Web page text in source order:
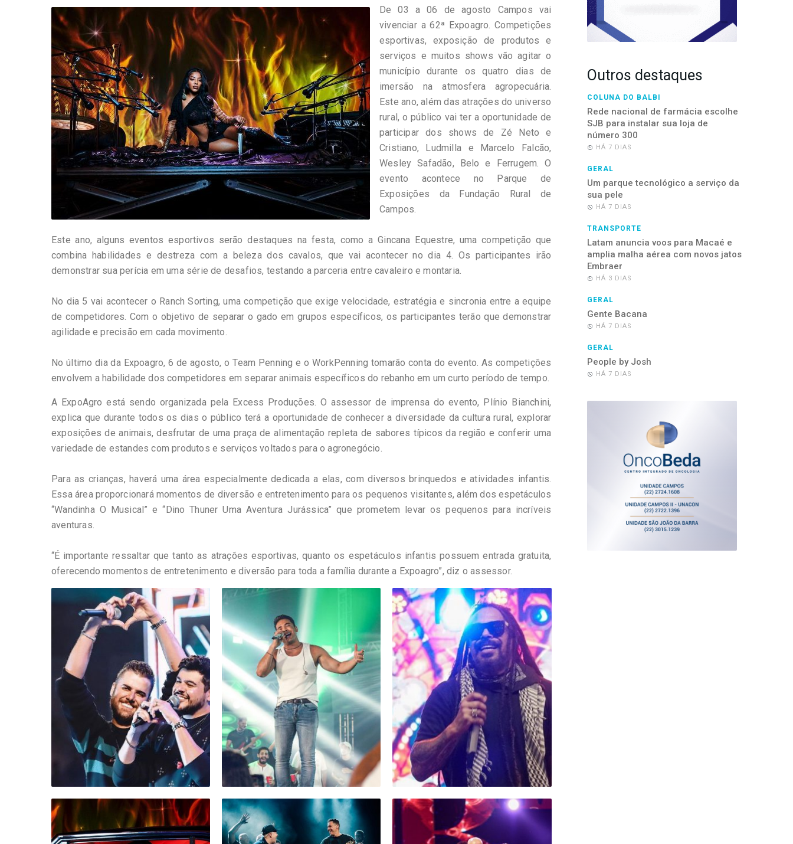
De 03 a 06 de agosto Campos vai
vivenciar a 62ª Expoagro. Competições
esportivas, exposição de produtos e
serviços e muitos shows vão agitar o
município durante os quatro dias de
imersão na atmosfera agropecuária.
Este ano, além das atrações do universo
rural, o público vai ter a oportunidade de
participar dos shows de Zé Neto e
Cristiano, Ludmilla e Marcelo Falcão,
Wesley Safadão, Belo e Ferrugem. O
evento acontece no Parque de
Exposições da Fundação Rural de
Campos.
Este ano, alguns eventos esportivos serão destaques na festa, como a Gincana Equestre, uma competição que
combina habilidades e destreza com a beleza dos cavalos, que vai acontecer no dia 4. Os participantes irão
demonstrar sua perícia em uma série de desafios, testando a parceria entre cavaleiro e montaria.
No dia 5 vai acontecer o Ranch Sorting, uma competição que exige velocidade, estratégia e sincronia entre a equipe
de competidores. Com o objetivo de separar o gado em grupos específicos, os participantes terão que demonstrar
agilidade e precisão em cada movimento.
No último dia da Expoagro, 6 de agosto, o Team Penning e o WorkPenning tomarão conta do evento. As competições
envolvem a habilidade dos competidores em separar animais específicos do rebanho em um curto período de tempo.
A ExpoAgro está sendo organizada pela Excess Produções. O assessor de imprensa do evento, Plínio Bianchini,
explica que durante todos os dias o público terá a oportunidade de conhecer a diversidade da cultura rural, explorar
exposições de animais, desfrutar de uma praça de alimentação repleta de sabores típicos da região e conferir uma
variedade de estandes com produtos e serviços voltados para o agronegócio.
Para as crianças, haverá uma área especialmente dedicada a elas, com diversos brinquedos e atividades infantis.
Essa área proporcionará momentos de diversão e entretenimento para os pequenos visitantes, além dos espetáculos
“Wandinha O Musical” e “Dino Thuner Uma Aventura Jurássica” que prometem levar os pequenos para incríveis
aventuras.
“É importante ressaltar que tanto as atrações esportivas, quanto os espetáculos infantis possuem entrada gratuita,
oferecendo momentos de entretenimento e diversão para toda a família durante a Expoagro”, diz o assessor.
Outros destaques
COLUNA DO BALBI
Rede nacional de farmácia escolhe
SJB para instalar sua loja de
número 300
HÁ 7 DIAS
GERAL
Um parque tecnológico a serviço da
sua pele
HÁ 7 DIAS
TRANSPORTE
Latam anuncia voos para Macaé e
amplia malha aérea com novos jatos
Embraer
HÁ 3 DIAS
GERAL
Gente Bacana
HÁ 7 DIAS
GERAL
People by Josh
HÁ 7 DIAS